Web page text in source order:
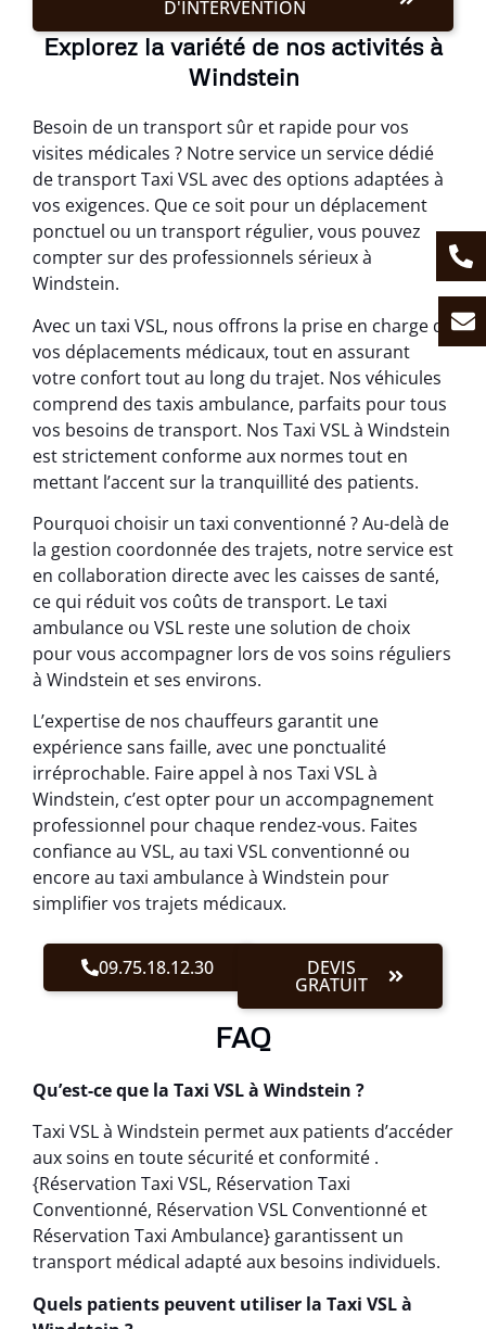
D'INTERVENTION
Explorez la variété de nos activités à
Windstein
Besoin de un transport sûr et rapide pour vos
visites médicales ? Notre service un service dédié
de transport Taxi VSL avec des options adaptées à
vos exigences. Que ce soit pour un déplacement
ponctuel ou un transport régulier, vous pouvez
compter sur des professionnels sérieux à
Windstein.
Avec un taxi VSL, nous offrons la prise en charge de
vos déplacements médicaux, tout en assurant
votre confort tout au long du trajet. Nos véhicules
comprend des taxis ambulance, parfaits pour tous
vos besoins de transport. Nos Taxi VSL à Windstein
est strictement conforme aux normes tout en
mettant l’accent sur la tranquillité des patients.
Pourquoi choisir un taxi conventionné ? Au-delà de
la gestion coordonnée des trajets, notre service est
en collaboration directe avec les caisses de santé,
ce qui réduit vos coûts de transport. Le taxi
ambulance ou VSL reste une solution de choix
pour vous accompagner lors de vos soins réguliers
à Windstein et ses environs.
L’expertise de nos chauffeurs garantit une
expérience sans faille, avec une ponctualité
irréprochable. Faire appel à nos Taxi VSL à
Windstein, c’est opter pour un accompagnement
professionnel pour chaque rendez-vous. Faites
confiance au VSL, au taxi VSL conventionné ou
encore au taxi ambulance à Windstein pour
simplifier vos trajets médicaux.
09.75.18.12.30 DEVIS
GRATUIT
FAQ
Qu’est-ce que la Taxi VSL à Windstein ?
Taxi VSL à Windstein permet aux patients d’accéder
aux soins en toute sécurité et conformité .
{Réservation Taxi VSL, Réservation Taxi
Conventionné, Réservation VSL Conventionné et
Réservation Taxi Ambulance} garantissent un
transport médical adapté aux besoins individuels.
Quels patients peuvent utiliser la Taxi VSL à